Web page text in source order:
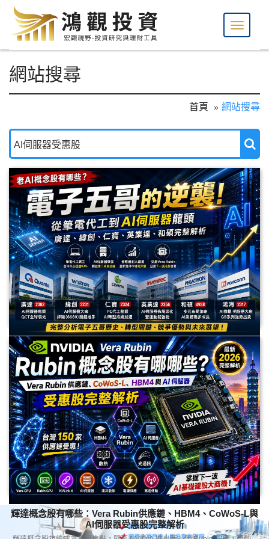
網站搜尋
首頁 網站搜尋
老AI概念股有哪些？電子五哥的逆襲：從筆電代工到AI伺服器
龍頭
老AI概念股有哪些？本文完整解析電子五哥從筆電代工到AI伺服器的轉型歷
史，深入分析2382廣達、3231緯創、6669緯穎、2356英業達、2324仁寶、
4938和碩、2317鴻海等受惠股，並探討AI伺服器、資料中心與Vera Rubin時
代的投資機會。
輝達概念股有哪些：Vera Rubin供應鏈、HBM4、CoWoS-L與
AI伺服器受惠股完整解析